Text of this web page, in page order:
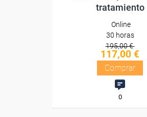
tratamiento
Online
30 horas
195,00 €
117,00 €
Comprar
0